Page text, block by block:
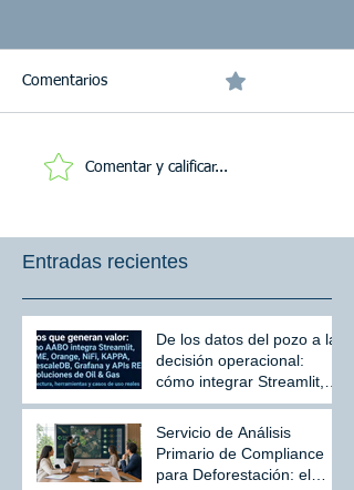
Método de Codificación
Comentarios
Comentar y calificar...
Entradas recientes
De los datos del pozo a la
decisión operacional:
cómo integrar Streamlit,
KNIME, Orange, NiFi,
Kappa, TimescaleDB,
Grafana y APIs REST en
Oil & Gas
Servicio de Análisis
Primario de Compliance
para Deforestación: el